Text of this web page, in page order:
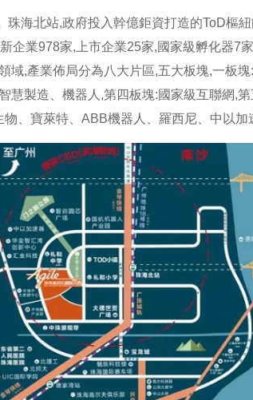
珠海北站,政府投入幹億鉅資打造的ToD樞
企業978家,上市企業25家,國家級孵化器7
域,產業佈局分為八大片區,五大板塊,一板
慧製造、機器人,第四板塊:國家級互聯網,
、寶萊特、ABB機器人、羅西尼、中以加